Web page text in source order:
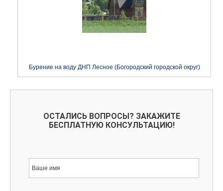
Бурение на воду ДНП Лесное (Богородский городской округ)
ОСТАЛИСЬ ВОПРОСЫ? ЗАКАЖИТЕ
БЕСПЛАТНУЮ КОНСУЛЬТАЦИЮ!